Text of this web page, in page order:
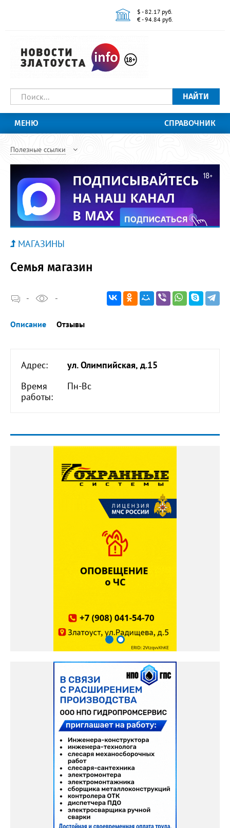
$ - 82.17 руб.
€ - 94.84 руб.
НАЙТИ
МЕНЮ СПРАВОЧНИК
Полезные ссылки
МАГАЗИНЫ
Семья магазин
- -
Описание Отзывы
Адрес:
ул. Олимпийская, д.15
Время
работы:
Пн-Вс